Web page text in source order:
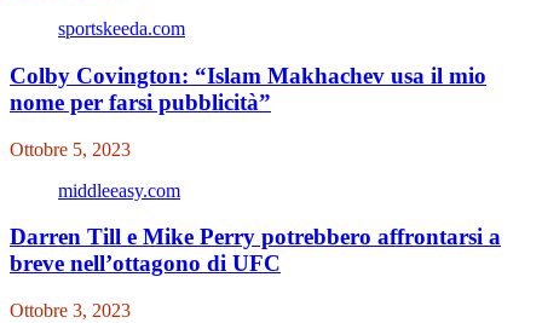
sportskeeda.com
Colby Covington: “Islam Makhachev usa il mio
nome per farsi pubblicità”
Ottobre 5, 2023
middleeasy.com
Darren Till e Mike Perry potrebbero affrontarsi a
breve nell’ottagono di UFC
Ottobre 3, 2023